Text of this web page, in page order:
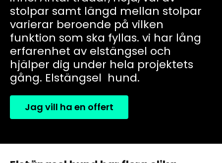
stolpar samt längd mellan stolpar
varierar beroende på vilken
funktion som ska fyllas. vi har lång
erfarenhet av elstängsel och
hjälper dig under hela projektets
gång. Elstängsel hund.
Jag vill ha en offert